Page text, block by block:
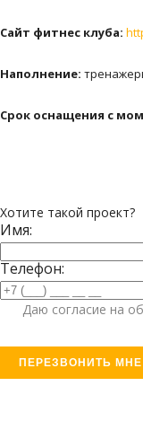
Сайт фитнес клуба:
Наполнение:
Срок оснащения с
Хотите такой проект?
Имя:
Телефон:
Даю согласие на